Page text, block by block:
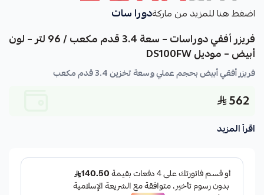
اضغط هنا للمزيد من ماركةدورا سات
فريزر أفقي دوراسات – سعة 3.4 قدم مكعب / 96 لتر – لون
أبيض – موديل DS100FW
فريزر أفقي أبيض بحجم عملي وسعة تخزين 3.4 قدم مكعب
562
اقرأ المزيد